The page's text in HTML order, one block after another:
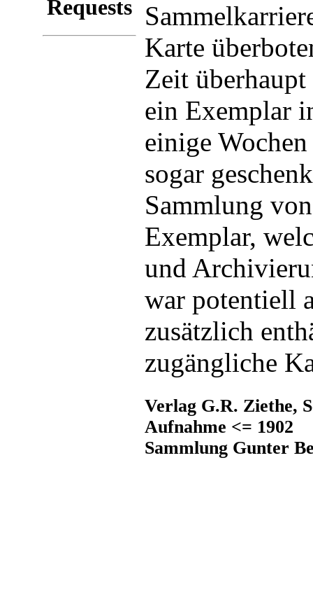
Karte
Zeit
ein Exemplar
einige
sogar
Sammlung
Exemplar,
und
war potentiell
zusätzlich
zugängliche
Verlag G.R. Ziethe,
Aufnahme <= 1902
Sammlung Gunter